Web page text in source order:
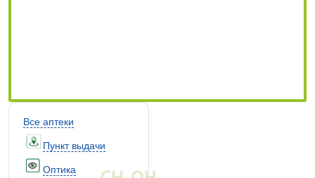
Все аптеки
Пункт выдачи
Оптика